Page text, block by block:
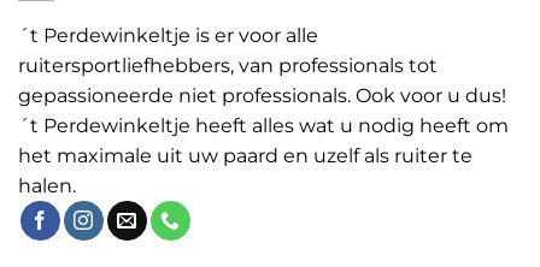
´t Perdewinkeltje is er voor alle
ruitersportliefhebbers, van professionals tot
gepassioneerde niet professionals. Ook voor u dus!
´t Perdewinkeltje heeft alles wat u nodig heeft om
het maximale uit uw paard en uzelf als ruiter te
halen.